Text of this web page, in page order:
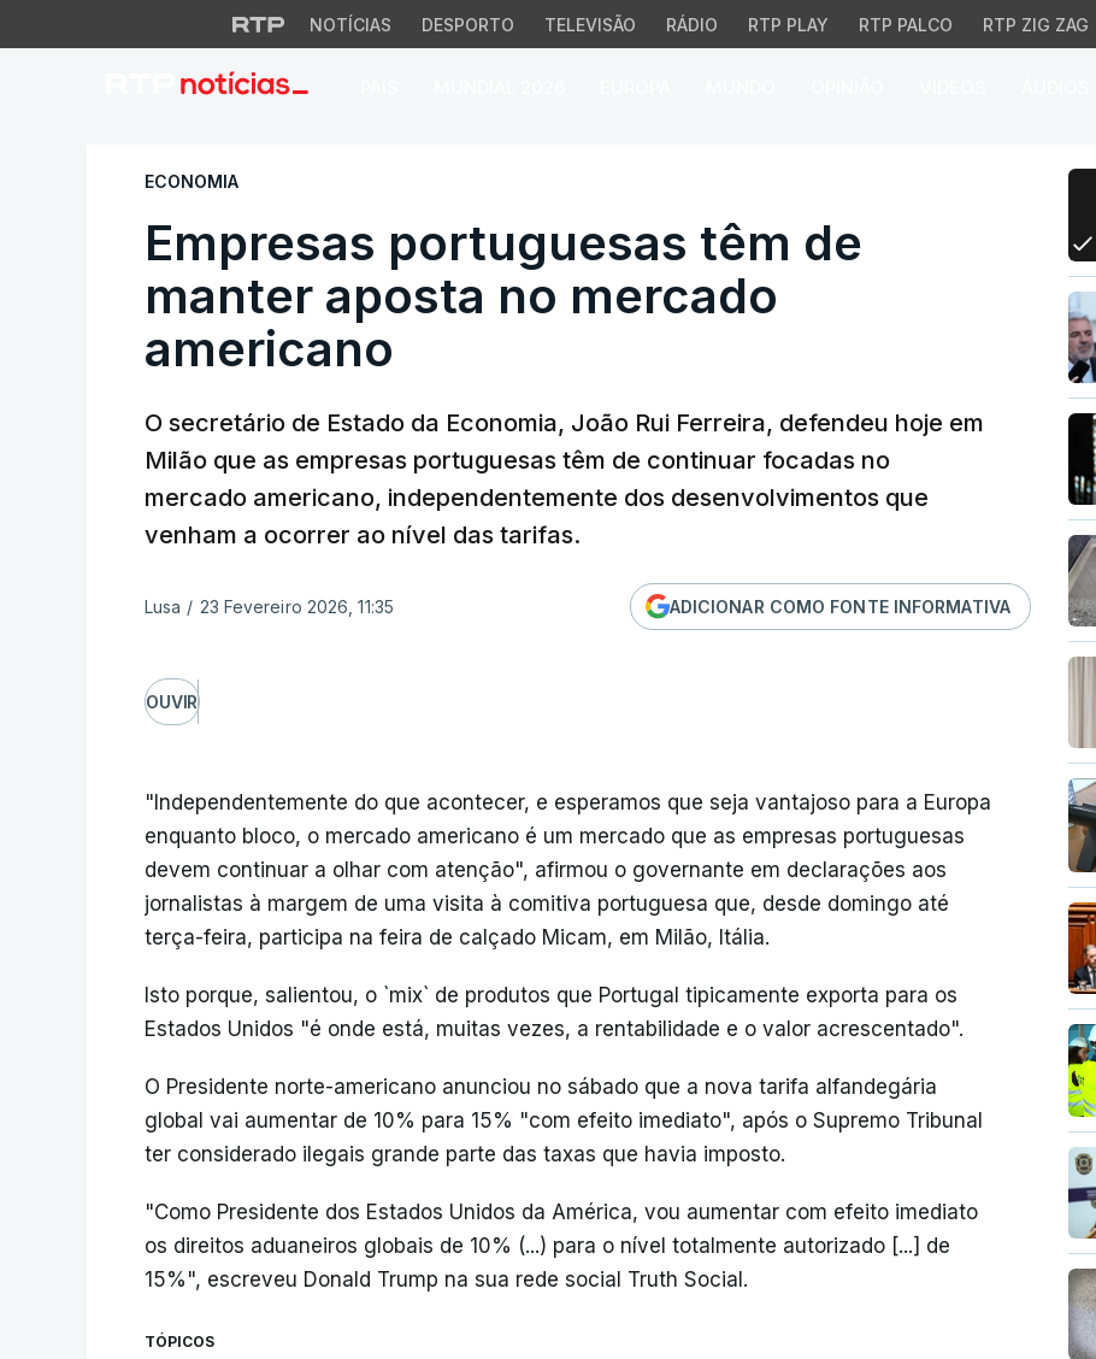
NOTÍCIAS DESPORTO TELEVISÃO RÁDIO RTP PLAY RTP PALCO RTP ZIG ZAG
Empresas portuguesas têm de manter
ECONOMIA
Empresas portuguesas têm de
manter aposta no mercado
americano
O secretário de Estado da Economia, João Rui Ferreira, defendeu hoje em
Milão que as empresas portuguesas têm de continuar focadas no
mercado americano, independentemente dos desenvolvimentos que
venham a ocorrer ao nível das tarifas.
Lusa / 23 Fevereiro 2026, 11:35 ADICIONAR COMO FONTE INFORMATIVA
OUVIR
"Independentemente do que acontecer, e esperamos que seja vantajoso para a Europa
enquanto bloco, o mercado americano é um mercado que as empresas portuguesas
devem continuar a olhar com atenção", afirmou o governante em declarações aos
jornalistas à margem de uma visita à comitiva portuguesa que, desde domingo até
terça-feira, participa na feira de calçado Micam, em Milão, Itália.
Isto porque, salientou, o `mix` de produtos que Portugal tipicamente exporta para os
Estados Unidos "é onde está, muitas vezes, a rentabilidade e o valor acrescentado".
O Presidente norte-americano anunciou no sábado que a nova tarifa alfandegária
global vai aumentar de 10% para 15% "com efeito imediato", após o Supremo Tribunal
ter considerado ilegais grande parte das taxas que havia imposto.
"Como Presidente dos Estados Unidos da América, vou aumentar com efeito imediato
os direitos aduaneiros globais de 10% (...) para o nível totalmente autorizado [...] de
15%", escreveu Donald Trump na sua rede social Truth Social.
TÓPICOS